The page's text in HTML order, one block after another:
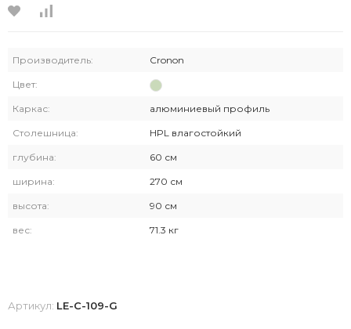
Производитель: Cronon
Цвет:
Каркас: алюминиевый профиль
Столешница: HPL влагостойкий
глубина: 60 см
ширина: 270 см
высота: 90 см
вес: 71.3 кг
Артикул: LE-C-109-G